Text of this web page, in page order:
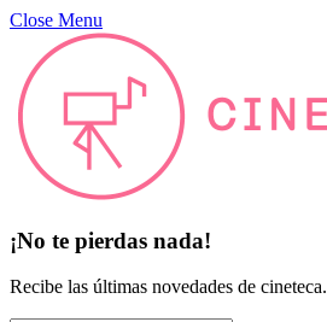
Close Menu
¡No te pierdas nada!
Recibe las últimas novedades de cineteca.